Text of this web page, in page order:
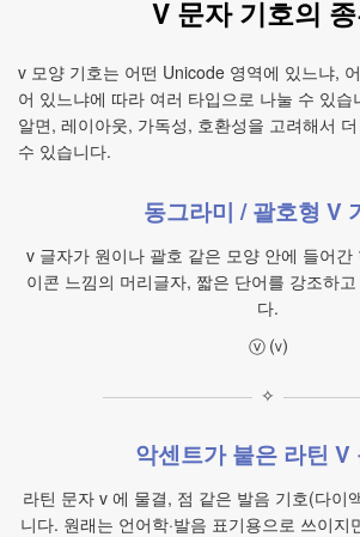
V 문자 기호의
v 모양 기호는 어떤 Unicode 영역에 있느냐,
어 있느냐에 따라 여러 타입으로 나눌 수 있습
알면, 레이아웃, 가독성, 호환성을 고려해서
수 있습니다.
동그라미 / 괄호형 V
v 글자가 원이나 괄호 같은 모양 안에 들어
이콘 느낌의 머리글자, 짧은 단어를 강조하
다.
ⓥ ⒱
✧
악센트가 붙은 라틴 V
라틴 문자 v 에 물결, 점 같은 발음 기호(다이
니다. 원래는 언어학·발음 표기용으로 쓰이